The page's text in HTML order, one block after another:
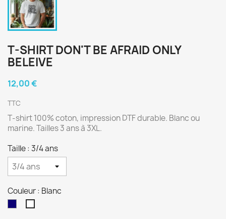
T-SHIRT DON'T BE AFRAID ONLY
BELEIVE
12,00 €
TTC
T‑shirt 100% coton, impression DTF durable. Blanc ou
marine. Tailles 3 ans à 3XL.
Taille : 3/4 ans
Couleur : Blanc